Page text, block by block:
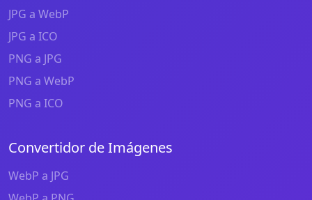
JPG a WebP
JPG a ICO
PNG a JPG
PNG a WebP
PNG a ICO
Convertidor de Imágenes
WebP a JPG